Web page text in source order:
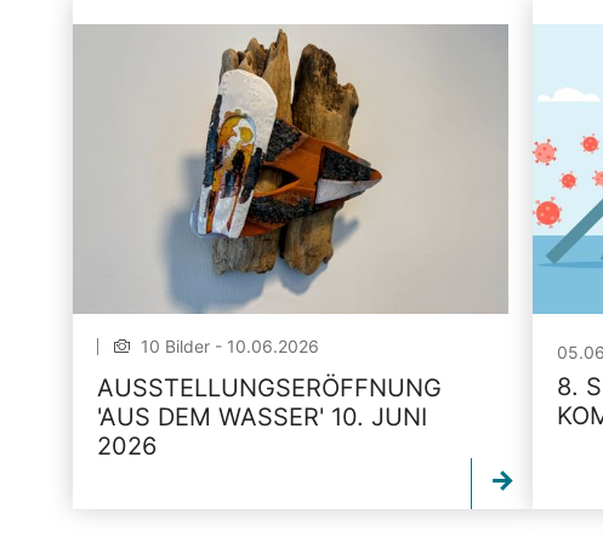
10 Bilder - 10.06.2026
AUSSTELLUNGSERÖFFNUNG
'AUS DEM WASSER' 10. JUNI
2026
8.